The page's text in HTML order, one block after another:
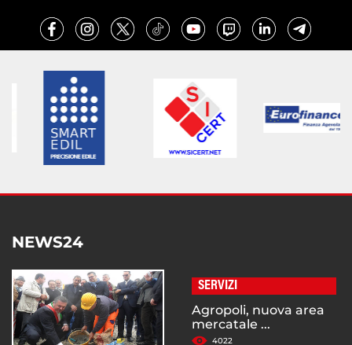
NEWS24
SERVIZI
Agropoli, nuova area
mercatale ...
4022